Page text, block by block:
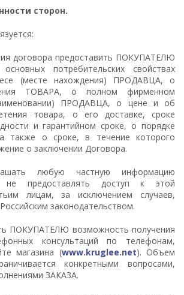
сторон.
договора предоставить ПОКУПАТЕЛЮ
потребительских свойствах
(месте нахождения) ПРОДАВЦА, о
ТОВАРА, о полном фирменном
ПРОДАВЦА, о цене и об
товара, о его доставке, сроке
и гарантийном сроке, о порядке
также о сроке, в течение которого
о заключении Договора.
любую частную информацию
предоставлять доступ к этой
лицам, за исключением случаев,
законодательством.
ПОКУПАТЕЛЮ возможность получения
консультаций по телефонам,
магазина (www.kruglee.net). Объем
конкретными вопросами,
ЗАКАЗА.